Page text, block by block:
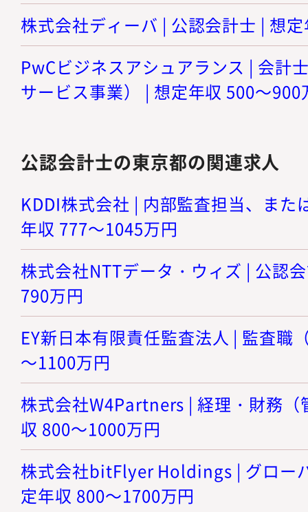
株式会社ディーバ | 公認会計士 | 想
PwCビジネスアシュアランス | 会計
サービス事業） | 想定年収 500～900
公認会計士の東京都の関連求人
KDDI株式会社 | 内部監査担当、また
年収 777～1045万円
株式会社NTTデータ・ウィズ | 公認
790万円
EY新日本有限責任監査法人 | 監査職
～1100万円
株式会社W4Partners | 経理・財務（
収 800～1000万円
株式会社bitFlyer Holdings | グロー
定年収 800～1700万円